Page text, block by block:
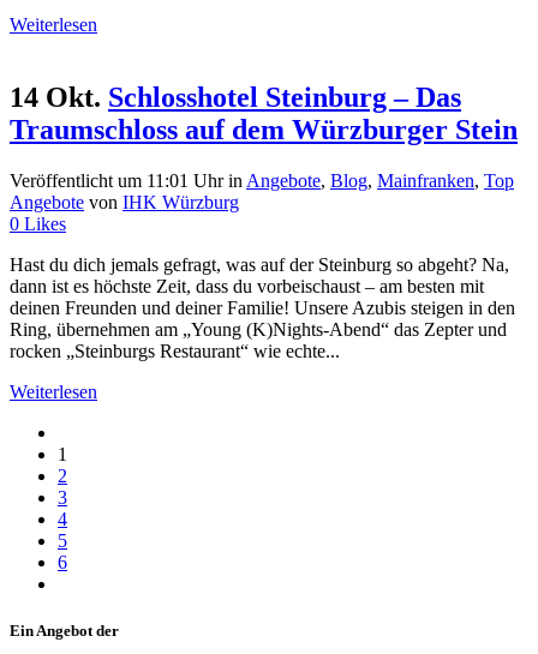
Weiterlesen
14 Okt. Schlosshotel Steinburg – Das
Traumschloss auf dem Würzburger Stein
Veröffentlicht um 11:01 Uhrin Angebote, Blog, Mainfranken, Top
Angebote von IHK Würzburg
0 Likes
Hast du dich jemals gefragt, was auf der Steinburg so abgeht? Na,
dann ist es höchste Zeit, dass du vorbeischaust – am besten mit
deinen Freunden und deiner Familie! Unsere Azubis steigen in den
Ring, übernehmen am „Young (K)Nights-Abend“ das Zepter und
rocken „Steinburgs Restaurant“ wie echte...
Weiterlesen
1
2
3
4
5
6
Ein Angebot der